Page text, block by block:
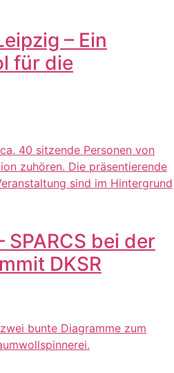
– Ein
für die
bei der
DKSR